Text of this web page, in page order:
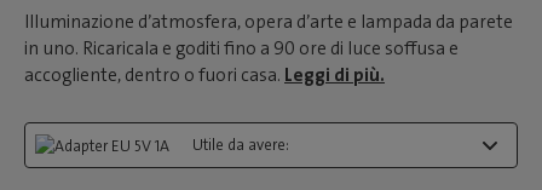
Illuminazione d’atmosfera, opera d’arte e lampada da parete
in uno. Ricaricala e goditi fino a 90 ore di luce soffusa e
accogliente, dentro o fuori casa. Leggi di più.
Utile da avere: